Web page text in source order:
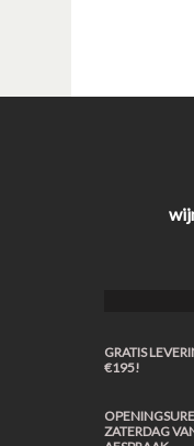
GRATIS
€195!
ZATERDAG